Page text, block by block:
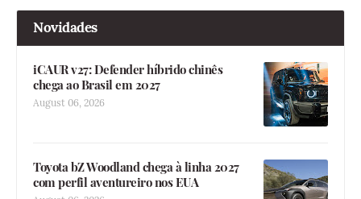
Novidades
iCAUR v27: Defender híbrido chinês
chega ao Brasil em 2027
August 06, 2026
Toyota bZ Woodland chega à linha 2027
com perfil aventureiro nos EUA